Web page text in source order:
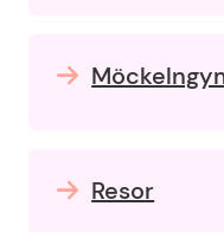
Resor